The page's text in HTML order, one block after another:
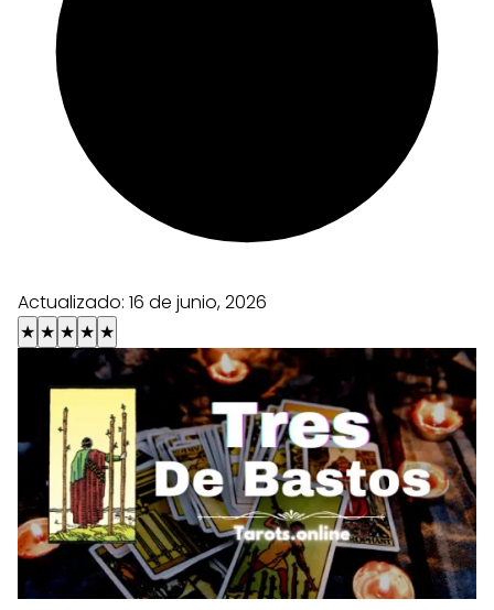
Actualizado: 16 de junio, 2026
★ ★ ★ ★ ★